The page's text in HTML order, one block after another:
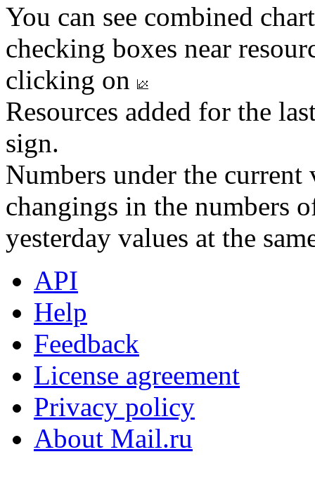
You can see combined
checking boxes near
clicking on
Resources added for the
sign.
Numbers under the
changings in the numbers
yesterday values at the
API
Help
Feedback
License agreement
Privacy policy
About Mail.ru